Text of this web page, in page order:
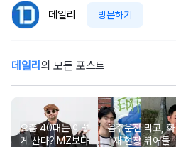
데일리 방문하기
데일리 의 모든 포스트
요즘 40대는 이렇
게 산다? MZ보다
음주운전 막고, 화
재 현장 뛰어들